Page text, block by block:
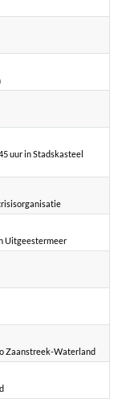
uur in Stadskasteel
Uitgeestermeer
Zaanstreek-Waterland